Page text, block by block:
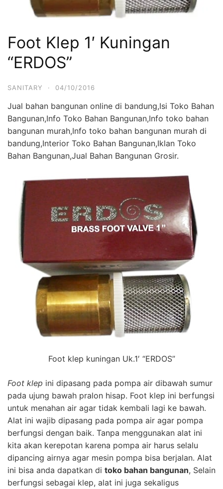
Foot Klep 1′ Kuningan
“ERDOS”
SANITARY · 04/10/2016
Jual bahan bangunan online di bandung,Isi Toko Bahan
Bangunan,Info Toko Bahan Bangunan,Info toko bahan
bangunan murah,Info toko bahan bangunan murah di
bandung,Interior Toko Bahan Bangunan,Iklan Toko
Bahan Bangunan,Jual Bahan Bangunan Grosir.
Foot klep kuningan Uk.1′ “ERDOS”
Foot klep ini dipasang pada pompa air dibawah sumur
pada ujung bawah pralon hisap. Foot klep ini berfungsi
untuk menahan air agar tidak kembali lagi ke bawah.
Alat ini wajib dipasang pada pompa air agar pompa
berfungsi dengan baik. Tanpa menggunakan alat ini
kita akan kerepotan karena pompa air harus selalu
dipancing airnya agar mesin pompa bisa berjalan. Alat
ini bisa anda dapatkan di toko bahan bangunan, Selain
berfungsi sebagai klep, alat ini juga sekaligus